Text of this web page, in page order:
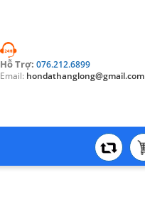
Hỗ Trợ: 076.212.6899
Email: hondathanglong@gmail.com